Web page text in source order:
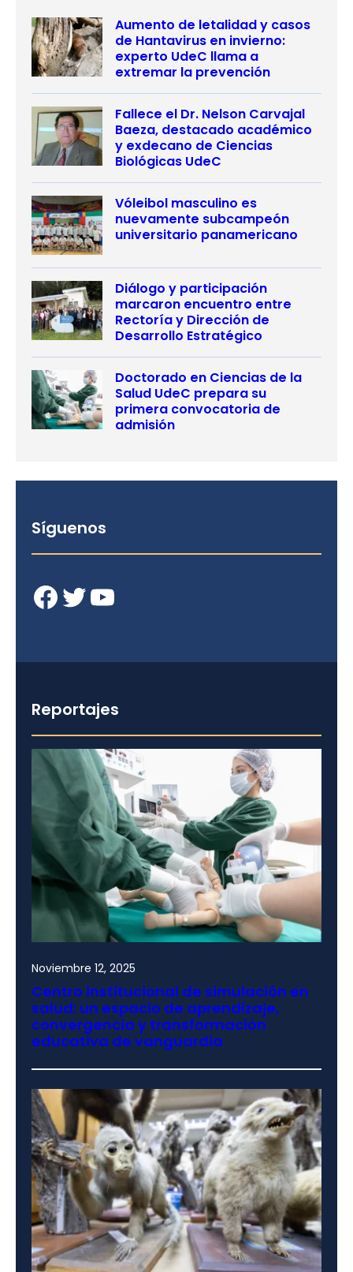
Aumento de letalidad y casos
de Hantavirus en invierno:
experto UdeC llama a
extremar la prevención
Fallece el Dr. Nelson Carvajal
Baeza, destacado académico
y exdecano de Ciencias
Biológicas UdeC
Vóleibol masculino es
nuevamente subcampeón
universitario panamericano
Diálogo y participación
marcaron encuentro entre
Rectoría y Dirección de
Desarrollo Estratégico
Doctorado en Ciencias de la
Salud UdeC prepara su
primera convocatoria de
admisión
Síguenos
Facebook Twitter YouTube
Reportajes
Noviembre 12, 2025
Centro institucional de simulación en
salud: un espacio de aprendizaje,
convergencia y transformación
educativa de vanguardia